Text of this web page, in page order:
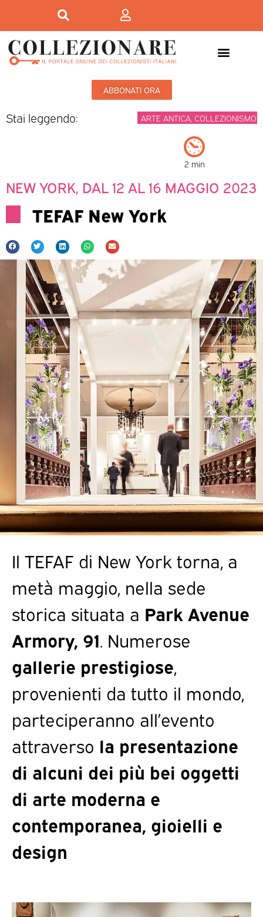
ABBONATI ORA
Stai leggendo: ARTE ANTICA COLLEZIONISMO
2 min
NEW YORK, DAL 12 AL 16 MAGGIO 2023
TEFAF New York
Il TEFAF di New York torna, a
metà maggio, nella sede
storica situata a Park Avenue
Armory, 91. Numerose
gallerie prestigiose,
provenienti da tutto il mondo,
parteciperanno all’evento
attraverso la presentazione
di alcuni dei più bei oggetti
di arte moderna e
contemporanea, gioielli e
design